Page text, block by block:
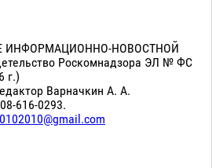
ИНФОРМАЦИОННО-НОВОСТНОЙ
Роскомнадзора ЭЛ № ФС
г.)
Варначкин А. А.
616-0293.